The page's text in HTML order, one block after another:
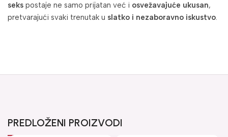
seks postaje ne samo prijatan već i osvežavajuće ukusan,
pretvarajući svaki trenutak u slatko i nezaboravno iskustvo.
PREDLOŽENI PROIZVODI